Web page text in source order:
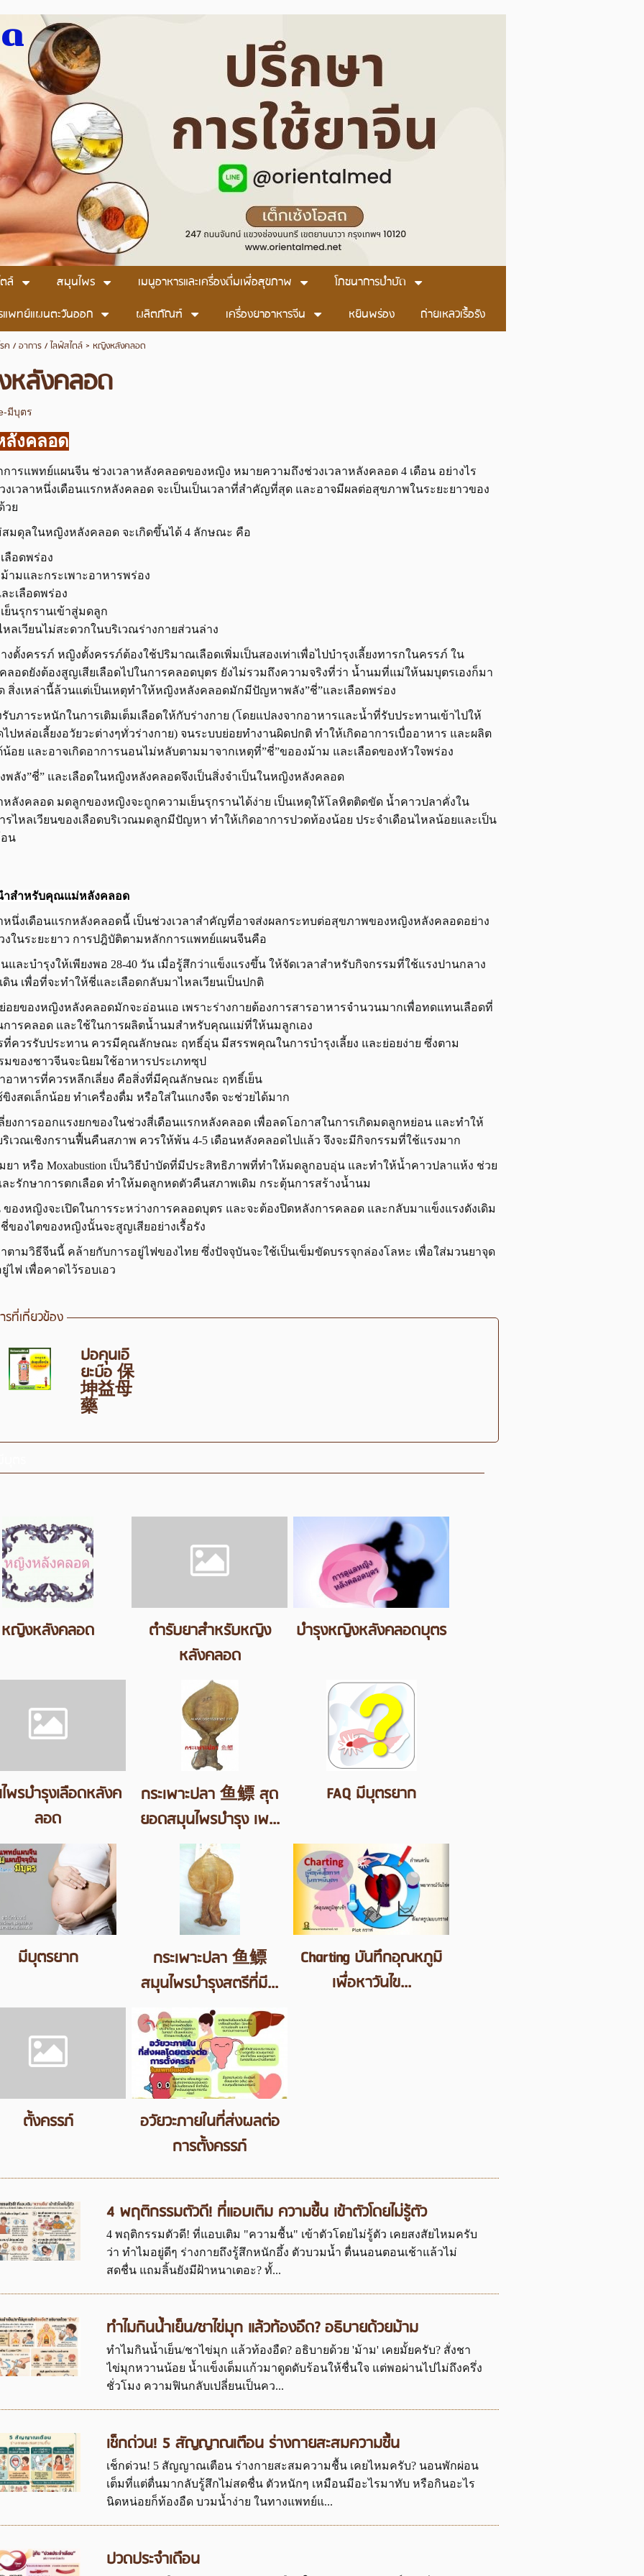
ล์ สมุนไพร เมนูอาหารและเครื่องดื่มเพื่อสุขภาพ
โภชนาการบำบัด
แพทย์แผนตะวันออก
ผลิตภัณฑ์ เครื่องยาอาหารจีน หยินพร่อง ถ่ายเหลวเรื้อรัง
รค / อาการ / ไลฟ์สไตล์> หญิงหลังคลอด
ลังคลอด
มีบุตร
งคลอด
ารแพทย์แผนจีน ช่วงเวลาหลังคลอดของหญิง หมายความถึงช่วงเวลาหลังคลอด 4 เดือน อย่างไร
งเวลาหนึ่งเดือนแรกหลังคลอด จะเป็นเป็นเวลาที่สำคัญที่สุด และอาจมีผลต่อสุขภาพในระยะยาวของ
วย
มดุลในหญิงหลังคลอด จะเกิดขึ้นได้ 4 ลักษณะ คือ
ลือดพร่อง
ามและกระเพาะอาหารพร่อง
ะเลือดพร่อง
ย็นรุกรานเข้าสู่มดลูก
หลเวียนไม่สะดวกในบริเวณร่างกายส่วนล่าง
งตั้งครรภ์ หญิงตั้งครรภ์ต้องใช้ปริมาณเลือดเพิ่มเป็นสองเท่าเพื่อไปบำรุงเลี้ยงทารกในครรภ์ ใน
ลอดยังต้องสูญเสียเลือดไปในการคลอดบุตร ยังไม่รวมถึงความจริงที่ว่า น้ำนมที่แม่ให้นมบุตรเองก็มา
สิ่งเหล่านี้ล้วนแต่เป็นเหตุทำให้หญิงหลังคลอดมักมีปัญหาพลัง”ชี่”และเลือดพร่อง
บภาระหนักในการเติมเต็มเลือดให้กับร่างกาย (โดยแปลงจากอาหารและน้ำที่รับประทานเข้าไปให้
ไปหล่อเลี้ยงอวัยวะต่างๆทั่วร่างกาย) จนระบบย่อยทำงานผิดปกติ ทำให้เกิดอาการเบื่ออาหาร และผลิต
อย และอาจเกิดอาการนอนไม่หลับตามมาจากเหตุที่”ชี่”ขอองม้าม และเลือดของหัวใจพร่อง
พลัง”ชี่” และเลือดในหญิงหลังคลอดจึงเป็นสิ่งจำเป็นในหญิงหลังคลอด
หลังคลอด มดลูกของหญิงจะถูกความเย็นรุกรานได้ง่าย เป็นเหตุให้โลหิตติดขัด น้ำคาวปลาคั่งใน
รไหลเวียนของเลือดบริเวณมดลูกมีปัญหา ทำให้เกิดอาการปวดท้องน้อย ประจำเดือนไหลน้อยและเป็น
น
ำสำหรับคุณแม่หลังคลอด
หนึ่งเดือนแรกหลังคลอดนี้ เป็นช่วงเวลาสำคัญที่อาจส่งผลกระทบต่อสุขภาพของหญิงหลังคลอดอย่าง
ในระยะยาว การปฎิบัติตามหลักการแพทย์แผนจีนคือ
และบำรุงให้เพียงพอ 28-40 วัน เมื่อรู้สึกว่าแข็งแรงขึ้น ให้จัดเวลาสำหรับกิจกรรมที่ใช้แรงปานกลาง
ดิน เพื่อที่จะทำให้ชี่และเลือดกลับมาไหลเวียนเป็นปกติ
อยของหญิงหลังคลอดมักจะอ่อนแอ เพราะร่างกายต้องการสารอาหารจำนวนมากเพื่อทดแทนเลือดที่
การคลอด และใช้ในการผลิตน้ำนมสำหรับคุณแม่ที่ให้นมลูกเอง
ที่ควรรับประทาน ควรมีคุณลักษณะ ฤทธิ์อุ่น มีสรรพคุณในการบำรุงเลี้ยง และย่อยง่าย ซึ่งตาม
ของชาวจีนจะนิยมใช้อาหารประเภทซุป
อาหารที่ควรหลีกเลี่ยง คือสิ่งที่มีคุณลักษณะ ฤทธิ์เย็น
ขิงสดเล็กน้อย ทำเครื่องดื่ม หรือใส่ในแกงจืด จะช่วยได้มาก
ยงการออกแรงยกของในช่วงสี่เดือนแรกหลังคลอด เพื่อลดโอกาสในการเกิดมดลูกหย่อน และทำให้
ริเวณเชิงกรานฟื้นคืนสภาพ ควรให้พ้น 4-5 เดือนหลังคลอดไปแล้ว จึงจะมีกิจกรรมที่ใช้แรงมาก
ยา หรือ Moxabustion เป็นวิธีบำบัดที่มีประสิทธิภาพที่ทำให้มดลูกอบอุ่น และทำให้น้ำคาวปลาแห้ง ช่วย
ะรักษาการตกเลือด ทำให้มดลูกหดตัวคืนสภาพเดิม กระตุ้นการสร้างน้ำนม
ของหญิงจะเปิดในการระหว่างการคลอดบุตร และจะต้องปิดหลังการคลอด และกลับมาแข็งแรงดังเดิม
ของไตของหญิงนั้นจะสูญเสียอย่างเรื้อรัง
ตามวิธีจีนนี้ คล้ายกับการอยู่ไฟของไทย ซึ่งปัจจุบันจะใช้เป็นเข็มขัดบรรจุกล่องโลหะ เพื่อใส่มวนยาจุด
ไฟ เพื่อคาดไว้รอบเอว
รที่เกี่ยวข้อง
ปอคุนเอี๊
ยะบ๊อ 保
坤益母
藥
หญิงหลังคลอด
ตำรับยาสำหรับหญิง
หลังคลอด
บำรุงหญิงหลังคลอดบุตร
พรบำรุงเลือดหลังค
ลอด
กระเพาะปลา 鱼鳔 สุด
ยอดสมุนไพรบำรุง เพ...
FAQ มีบุตรยาก
มีบุตรยาก
กระเพาะปลา 鱼鳔
สมุนไพรบำรุงสตรีที่มี...
Charting บันทึกอุณหภูมิ
เพื่อหาวันไข...
ตั้งครรภ์
อวัยวะภายในที่ส่งผลต่อ
การตั้งครรภ์
4 พฤติกรรมตัวดี! ที่แอบเติม ความชื้น เข้าตัวโดยไม่รู้ตัว
4 พฤติกรรมตัวดี! ที่แอบเติม "ความชื้น" เข้าตัวโดยไม่รู้ตัว เคยสงสัยไหมครับ
ว่า ทำไมอยู่ดีๆ ร่างกายถึงรู้สึกหนักอึ้ง ตัวบวมน้ำ ตื่นนอนตอนเช้าแล้วไม่
สดชื่น แถมลิ้นยังมีฝ้าหนาเตอะ? ทั้...
ทำไมกินน้ำเย็น/ชาไข่มุก แล้วท้องอืด? อธิบายด้วยม้าม
ทำไมกินน้ำเย็น/ชาไข่มุก แล้วท้องอืด? อธิบายด้วย 'ม้าม' เคยมั้ยครับ? สั่งชา
ไข่มุกหวานน้อย น้ำแข็งเต็มแก้วมาดูดดับร้อนให้ชื่นใจ แต่พอผ่านไปไม่ถึงครึ่ง
ชั่วโมง ความฟินกลับเปลี่ยนเป็นคว...
เช็กด่วน! 5 สัญญาณเตือน ร่างกายสะสมความชื้น
เช็กด่วน! 5 สัญญาณเตือน ร่างกายสะสมความชื้น เคยไหมครับ? นอนพักผ่อน
เต็มที่แต่ตื่นมากลับรู้สึกไม่สดชื่น ตัวหนักๆ เหมือนมีอะไรมาทับ หรือกินอะไร
นิดหน่อยก็ท้องอืด บวมน้ำง่าย ในทางแพทย์แ...
ปวดประจำเดือน